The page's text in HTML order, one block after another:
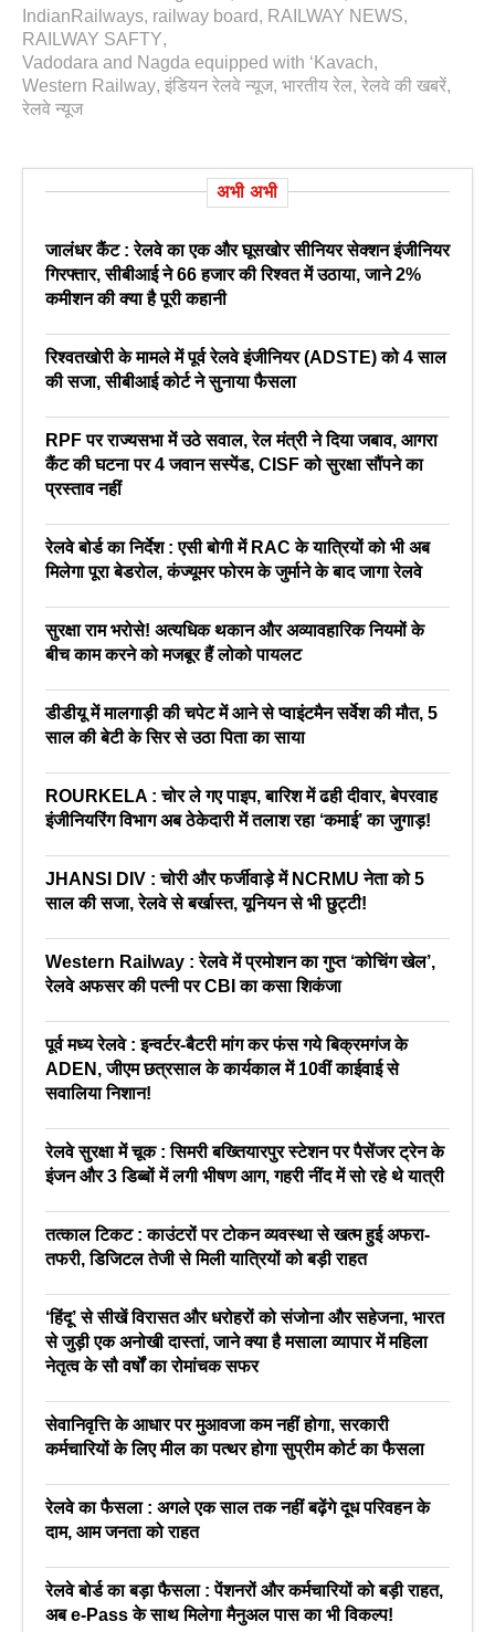
IndianRailways, railway board, RAILWAY NEWS,
RAILWAY SAFTY,
Vadodara and Nagda equipped with ‘Kavach,
Western Railway, इंडियन रेलवे न्यूज, भारतीय रेल, रेलवे की खबरें,
रेलवे न्‍यूज
अभी अभी
जालंधर कैंट : रेलवे का एक और घूसखोर सीनियर सेक्शन इंजीनियर
गिरफ्तार, सीबीआई ने 66 हजार की रिश्वत में उठाया, जाने 2%
कमीशन की क्या है पूरी कहानी
रिश्वतखोरी के मामले में पूर्व रेलवे इंजीनियर (ADSTE) को 4 साल
की सजा, सीबीआई कोर्ट ने सुनाया फैसला
RPF पर राज्यसभा में उठे सवाल, रेल मंत्री ने दिया जबाव, आगरा
कैंट की घटना पर 4 जवान सस्पेंड, CISF को सुरक्षा सौंपने का
प्रस्ताव नहीं
रेलवे बोर्ड का निर्देश : एसी बोगी में RAC के यात्रियों को भी अब
मिलेगा पूरा बेडरोल, कंज्यूमर फोरम के जुर्माने के बाद जागा रेलवे
सुरक्षा राम भरोसे! अत्यधिक थकान और अव्यावहारिक नियमों के
बीच काम करने को मजबूर हैं लोको पायलट
डीडीयू में मालगाड़ी की चपेट में आने से प्वाइंटमैन सर्वेश की मौत, 5
साल की बेटी के सिर से उठा पिता का साया
ROURKELA : चोर ले गए पाइप, बारिश में ढही दीवार, बेपरवाह
इंजीनियरिंग विभाग अब ठेकेदारी में तलाश रहा ‘कमाई’ का जुगाड़!
JHANSI DIV : चोरी और फर्जीवाड़े में NCRMU नेता को 5
साल की सजा, रेलवे से बर्खास्त, यूनियन से भी छुट्टी!
Western Railway : रेलवे में प्रमोशन का गुप्त ‘कोचिंग खेल’,
रेलवे अफसर की पत्नी पर CBI का कसा शिकंजा
पूर्व मध्य रेलवे : इन्वर्टर-बैटरी मांग कर फंस गये बिक्रमगंज के
ADEN, जीएम छत्रसाल के कार्यकाल में 10वीं काईवाई से
सवालिया निशान!
रेलवे सुरक्षा में चूक : सिमरी बख्तियारपुर स्टेशन पर पैसेंजर ट्रेन के
इंजन और 3 डिब्बों में लगी भीषण आग, गहरी नींद में सो रहे थे यात्री
तत्काल टिकट : काउंटरों पर टोकन व्यवस्था से खत्म हुई अफरा-
तफरी, डिजिटल तेजी से मिली यात्रियों को बड़ी राहत
‘हिंदू’ से सीखें विरासत और धरोहरों को संजोना और सहेजना, भारत
से जुड़ी एक अनोखी दास्तां, जाने क्या है मसाला व्यापार में महिला
नेतृत्व के सौ वर्षों का रोमांचक सफर
सेवानिवृत्ति के आधार पर मुआवजा कम नहीं होगा, सरकारी
कर्मचारियों के लिए मील का पत्थर होगा सुप्रीम कोर्ट का फैसला
रेलवे का फैसला : अगले एक साल तक नहीं बढ़ेंगे दूध परिवहन के
दाम, आम जनता को राहत
रेलवे बोर्ड का बड़ा फैसला : पेंशनरों और कर्मचारियों को बड़ी राहत,
अब e-Pass के साथ मिलेगा मैनुअल पास का भी विकल्प!